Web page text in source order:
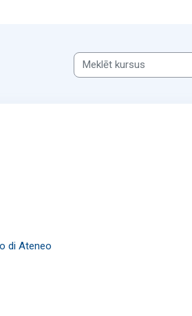
Meklēt kursus
di Ateneo